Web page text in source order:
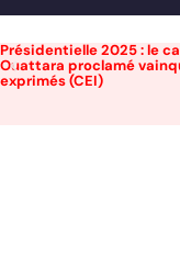
Présidentielle 2025 : le
Ouattara proclamé
exprimés (CEI)